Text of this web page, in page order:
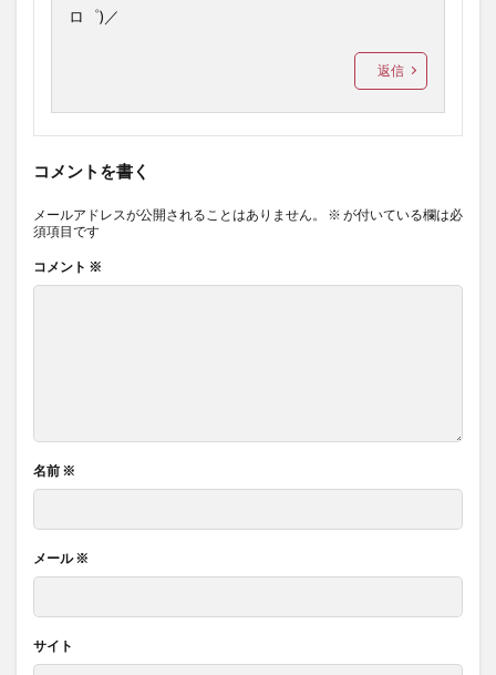
ロ゜)／
返信
コメントを書く
メールアドレスが公開されることはありません。 ※ が付いている欄は必
須項目です
コメント ※
名前 ※
メール※
サイト